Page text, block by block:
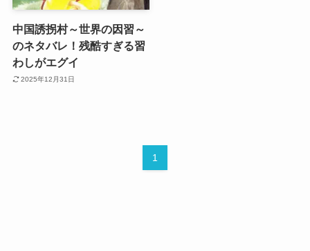
中国誘拐村～世界の因習～
のネタバレ！残酷すぎる習
わしがエグイ
2025年12月31日
1